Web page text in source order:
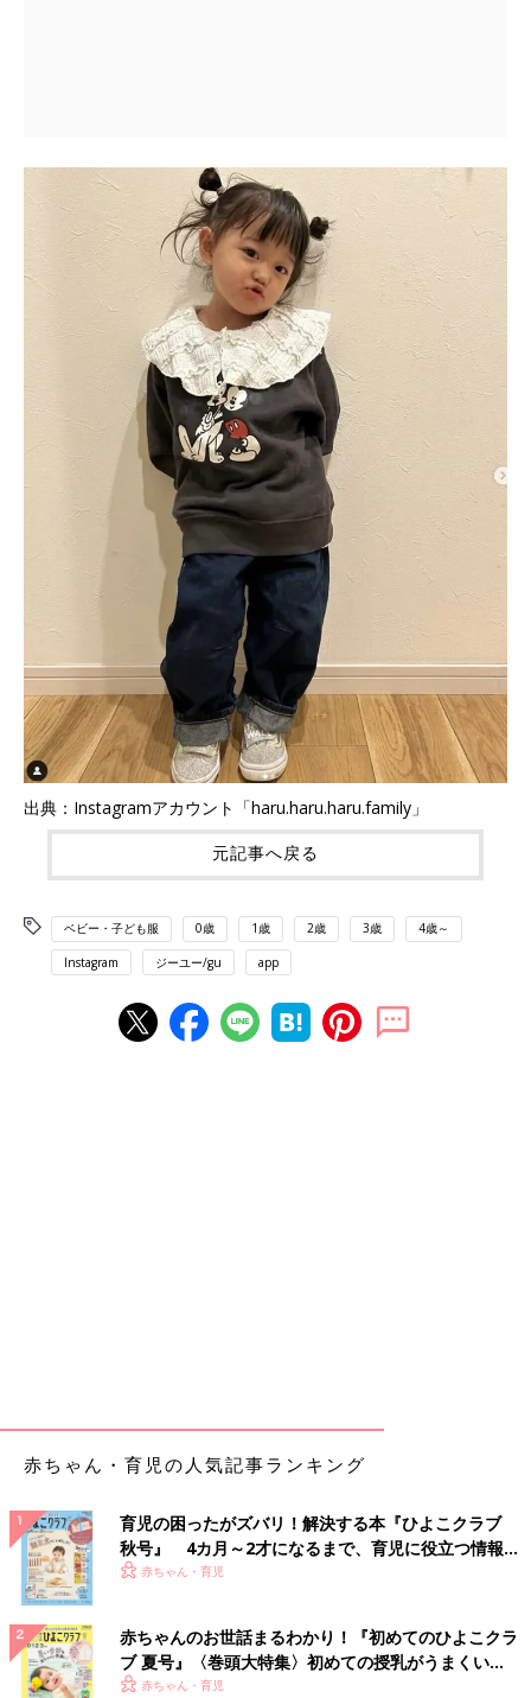
出典：Instagramアカウント「haru.haru.haru.family」
元記事へ戻る
ベビー・子ども服 0歳 1歳 2歳 3歳 4歳～
Instagram ジーユー/gu app
赤ちゃん・育児の人気記事ランキング
育児の困ったがズバリ！解決する本『ひよこクラブ
秋号』 4カ月～2才になるまで、育児に役立つ情報が
いっぱい！
赤ちゃん・育児
赤ちゃんのお世話まるわかり！『初めてのひよこクラ
ブ 夏号』〈巻頭大特集〉初めての授乳がうまくい
く！ おっぱい・ミルクの基本と夏のトラブル 解決テ
赤ちゃん・育児